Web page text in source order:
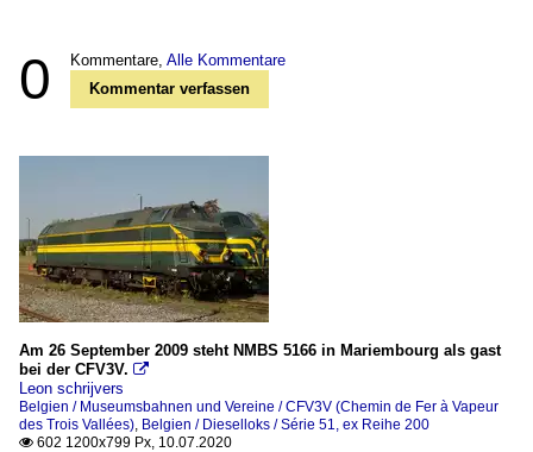
0 Kommentare, Alle Kommentare
Kommentar verfassen
Am 26 September 2009 steht NMBS 5166 in Mariembourg als gast
bei der CFV3V. 
Leon schrijvers
Belgien / Museumsbahnen und Vereine / CFV3V (Chemin de Fer à Vapeur
des Trois Vallées), Belgien / Dieselloks / Série 51, ex Reihe 200
 602 1200x799 Px, 10.07.2020